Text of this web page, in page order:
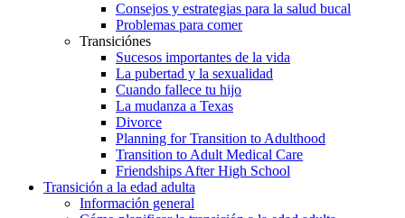
Consejos y estrategias para la salud bucal
Problemas para comer
Transiciónes
Sucesos importantes de la vida
La pubertad y la sexualidad
Cuando fallece tu hijo
La mudanza a Texas
Divorce
Planning for Transition to Adulthood
Transition to Adult Medical Care
Friendships After High School
Transición a la edad adulta
Información general